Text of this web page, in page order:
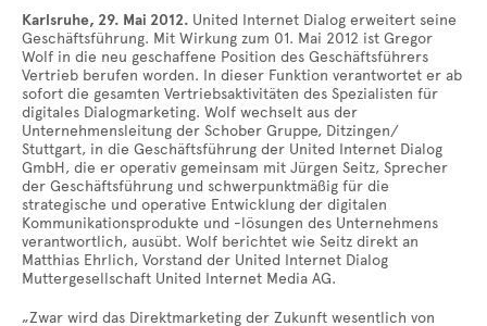
Karlsruhe, 29. Mai 2012. United Internet Dialog erweitert seine
Geschäftsführung. Mit Wirkung zum 01. Mai 2012 ist Gregor
Wolf in die neu geschaffene Position des Geschäftsführers
Vertrieb berufen worden. In dieser Funktion verantwortet er ab
sofort die gesamten Vertriebsaktivitäten des Spezialisten für
digitales Dialogmarketing. Wolf wechselt aus der
Unternehmensleitung der Schober Gruppe, Ditzingen/
Stuttgart, in die Geschäftsführung der United Internet Dialog
GmbH, die er operativ gemeinsam mit Jürgen Seitz, Sprecher
der Geschäftsführung und schwerpunktmäßig für die
strategische und operative Entwicklung der digitalen
Kommunikationsprodukte und -lösungen des Unternehmens
verantwortlich, ausübt. Wolf berichtet wie Seitz direkt an
Matthias Ehrlich, Vorstand der United Internet Dialog
Muttergesellschaft United Internet Media AG.
„Zwar wird das Direktmarketing der Zukunft wesentlich von